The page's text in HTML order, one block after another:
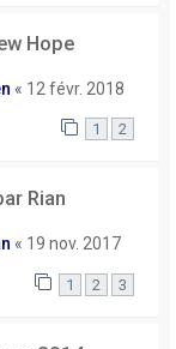
Hope
« 12 févr. 2018
1 2
Rian
« 19 nov. 2017
1 2 3